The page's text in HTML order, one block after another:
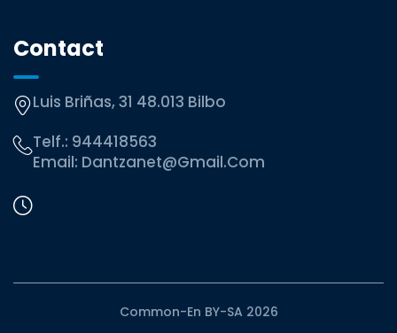
Contact
Luis Briñas, 31 48.013 Bilbo
Telf.: 944418563
Email: Dantzanet@gmail.com
Common-En BY-SA 2026